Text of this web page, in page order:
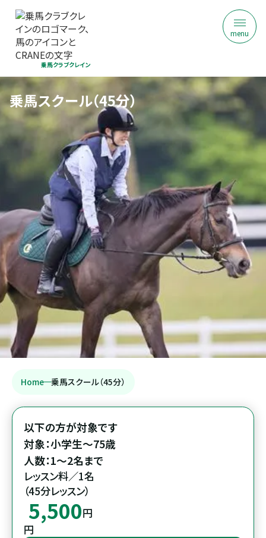
乗馬クラブクレイン
menu
乗馬スクール（45分）
Home 乗馬スクール（45分）
以下の方が対象です
対象：小学生～75歳
人数：1～2名まで
レッスン料／1名
（45分レッスン）
5,500円
円